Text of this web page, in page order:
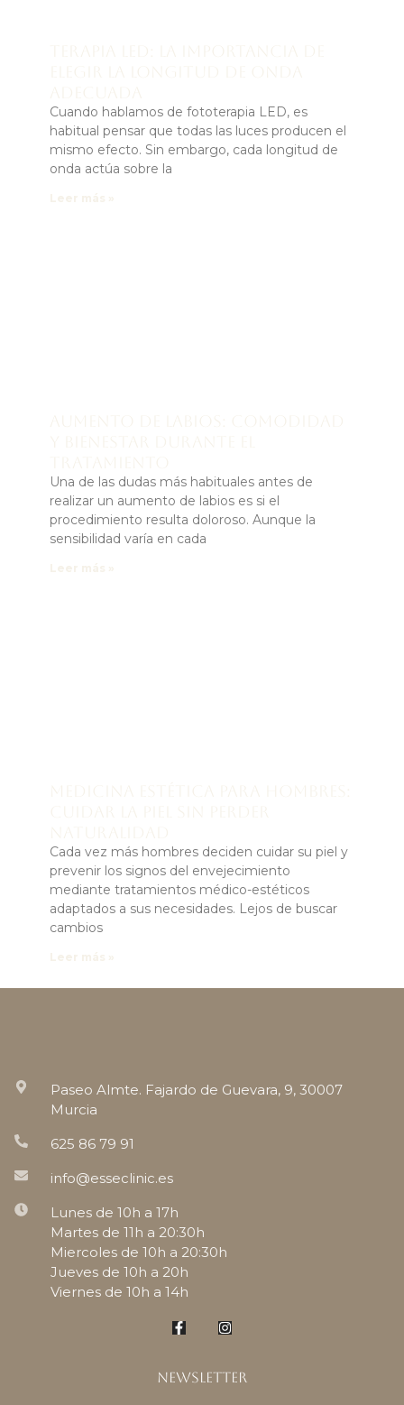
Cuando hablamos de fototerapia LED, es
habitual pensar que todas las luces producen el
mismo efecto. Sin embargo, cada longitud de
onda actúa sobre la
Una de las dudas más habituales antes de
realizar un aumento de labios es si el
procedimiento resulta doloroso. Aunque la
sensibilidad varía en cada
Cada vez más hombres deciden cuidar su piel y
prevenir los signos del envejecimiento
mediante tratamientos médico-estéticos
adaptados a sus necesidades. Lejos de buscar
cambios
Paseo Almte. Fajardo de Guevara, 9, 30007
Murcia
625 86 79 91
info@esseclinic.es
Lunes de 10h a 17h
Martes de 11h a 20:30h
Miercoles de 10h a 20:30h
Jueves de 10h a 20h
Viernes de 10h a 14h
Newsletter